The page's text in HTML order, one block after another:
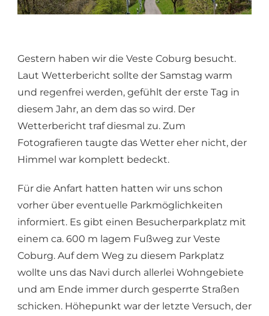
Gestern haben wir die Veste Coburg besucht.
Laut Wetterbericht sollte der Samstag warm
und regenfrei werden, gefühlt der erste Tag in
diesem Jahr, an dem das so wird. Der
Wetterbericht traf diesmal zu. Zum
Fotografieren taugte das Wetter eher nicht, der
Himmel war komplett bedeckt.
Für die Anfart hatten hatten wir uns schon
vorher über eventuelle Parkmöglichkeiten
informiert. Es gibt einen Besucherparkplatz mit
einem ca. 600 m lagem Fußweg zur Veste
Coburg. Auf dem Weg zu diesem Parkplatz
wollte uns das Navi durch allerlei Wohngebiete
und am Ende immer durch gesperrte Straßen
schicken. Höhepunkt war der letzte Versuch, der